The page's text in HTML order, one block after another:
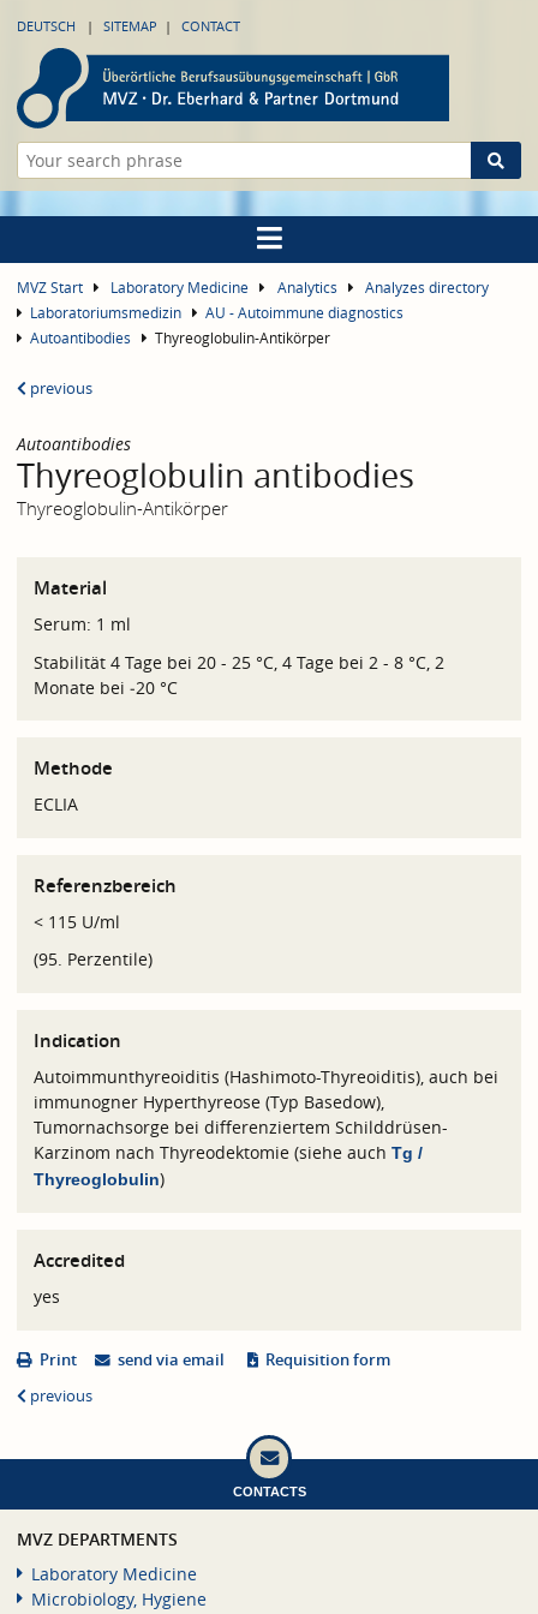
DEUTSCH SITEMAP CONTACT
MVZ Start Laboratory Medicine Analytics
Analyzes directory
Laboratoriumsmedizin
AU - Autoimmune diagnostics
Autoantibodies
Thyreoglobulin-Antikörper
previous
Autoantibodies
Thyreoglobulin antibodies
Thyreoglobulin-Antikörper
Material
Serum: 1 ml
Stabilität 4 Tage bei 20 - 25 °C, 4 Tage bei 2 - 8 °C, 2
Monate bei ‑20 °C
Methode
ECLIA
Referenzbereich
< 115 U/ml
(95. Perzentile)
Indication
Autoimmunthyreoiditis (Hashimoto-Thyreoiditis), auch bei
immunogner Hyperthyreose (Typ Basedow),
Tumornachsorge bei differenziertem Schilddrüsen-
Karzinom nach Thyreodektomie (siehe auch Tg /
Thyreoglobulin)
Accredited
yes
Print send via email
Requisition form
previous
CONTACTS
MVZ DEPARTMENTS
Laboratory Medicine
Microbiology, Hygiene